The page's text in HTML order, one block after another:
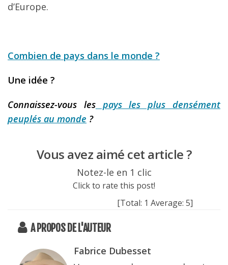
d’Europe.
Combien de pays dans le monde ?
Une idée ?
Connaissez-vous lespays les plus densément
peuplés au monde ?
Vous avez aimé cet article ?
Notez-le en 1 clic
Click to rate this post!
[Total: 1 Average: 5]
A PROPOS DE L'AUTEUR
Fabrice Dubesset